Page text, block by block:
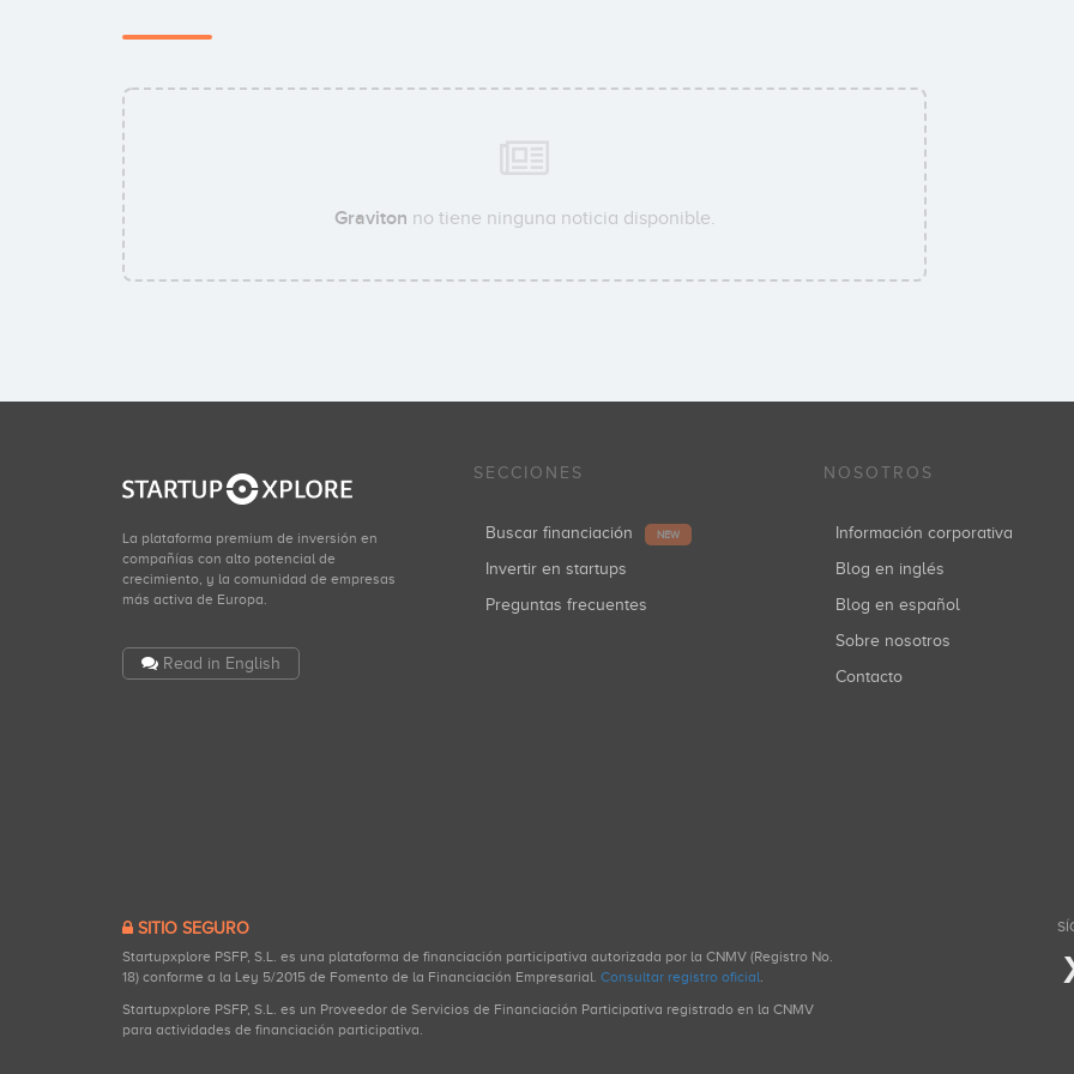
Graviton no tiene ninguna noticia disponible.
La plataforma premium de inversión en
compañías con alto potencial de
crecimiento, y la comunidad de empresas
más activa de Europa.
Read in English
SECCIONES
Buscar financiación NEW
Invertir en startups
Preguntas frecuentes
NOSOTROS
Información corporativa
Blog en inglés
Blog en español
Sobre nosotros
Contacto
SITIO SEGURO
Startupxplore PSFP, S.L. es una plataforma de financiación participativa autorizada por la CNMV (Registro No.
18) conforme a la Ley 5/2015 de Fomento de la Financiación Empresarial. Consultar registro oficial.
Startupxplore PSFP, S.L. es un Proveedor de Servicios de Financiación Participativa registrado en la CNMV
para actividades de financiación participativa.